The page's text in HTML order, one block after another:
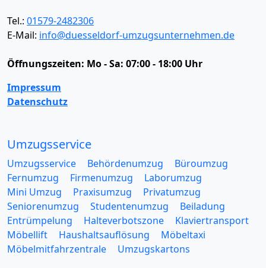
Tel.: 01579-2482306
E-Mail: info@duesseldorf-umzugsunternehmen.de
Öffnungszeiten: Mo - Sa: 07:00 - 18:00 Uhr
Impressum
Datenschutz
Umzugsservice
Umzugsservice Behördenumzug
Büroumzug
Fernumzug
Firmenumzug
Laborumzug
Mini Umzug
Praxisumzug
Privatumzug
Seniorenumzug
Studentenumzug
Beiladung
Entrümpelung
Halteverbotszone
Klaviertransport
Möbellift
Haushaltsauflösung
Möbeltaxi
Möbelmitfahrzentrale
Umzugskartons